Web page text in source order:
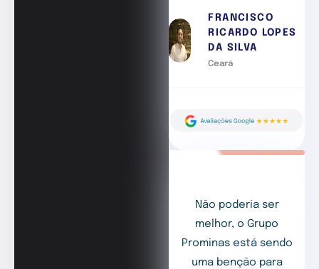
FRANCISCO
RICARDO LOPES
DA SILVA
Ceará
Não poderia ser
melhor, o Grupo
Prominas está sendo
uma benção para